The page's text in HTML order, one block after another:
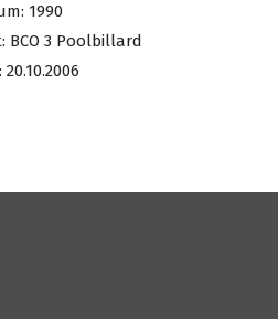
1990
BCO 3 Poolbillard